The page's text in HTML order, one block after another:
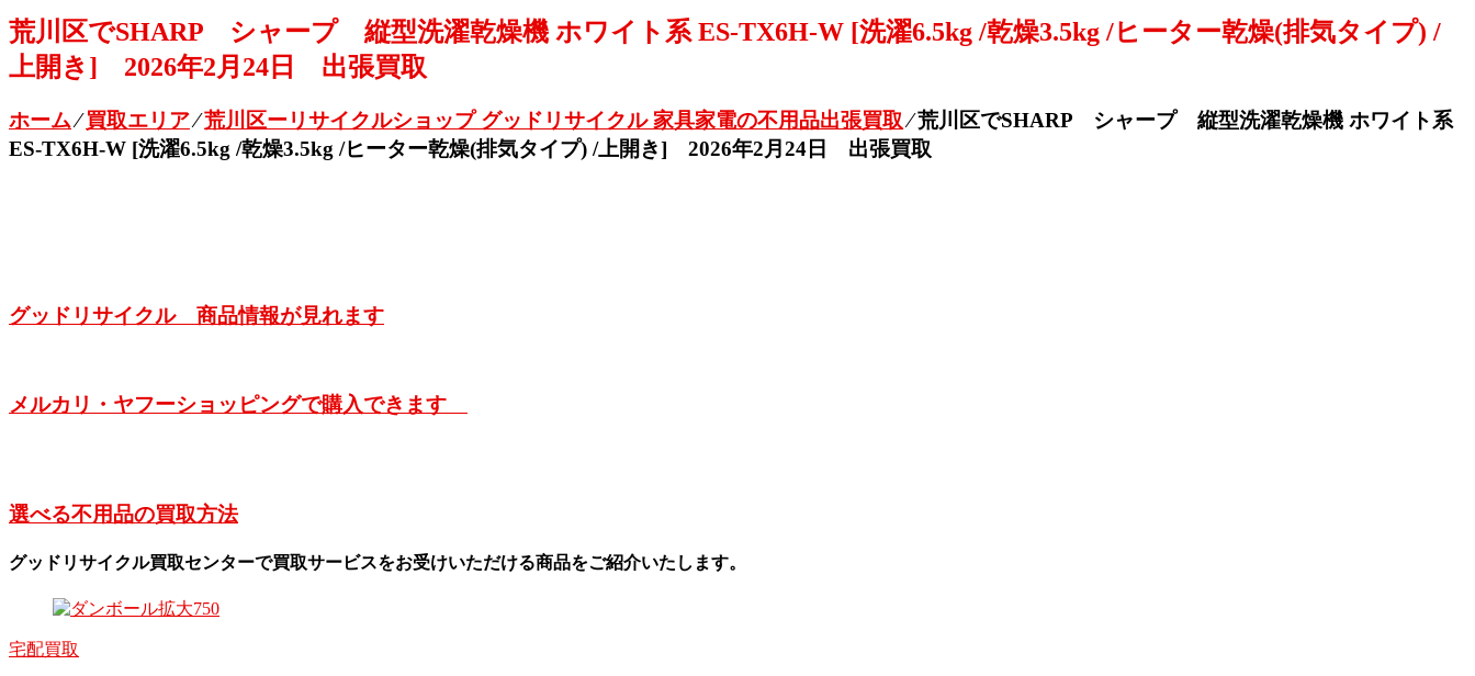
荒川区でSHARP シャープ 縦型洗濯乾燥機 ホワイト系 ES-TX6H-W [洗濯6.5kg /乾燥3.5kg /ヒーター乾燥(排気タイプ) /
上開き] 2026年2月24日 出張買取
ホーム⁄買取エリア⁄荒川区ーリサイクルショップ グッドリサイクル 家具家電の不用品出張買取⁄荒川区でSHARP シャープ 縦型洗濯乾燥機 ホワイト系
ES-TX6H-W [洗濯6.5kg /乾燥3.5kg /ヒーター乾燥(排気タイプ) /上開き] 2026年2月24日 出張買取
グッドリサイクル 商品情報が見れます
メルカリ・ヤフーショッピングで購入できます
選べる不用品の買取方法
グッドリサイクル買取センターで買取サービスをお受けいただける商品をご紹介いたします。
宅配買取